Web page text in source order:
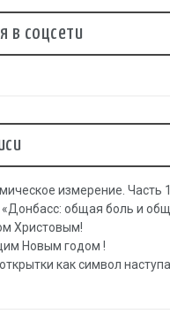
в соцсети
измерение. Часть 1.
«Донбасс: общая боль и
Христовым!
Новым годом !
как символ